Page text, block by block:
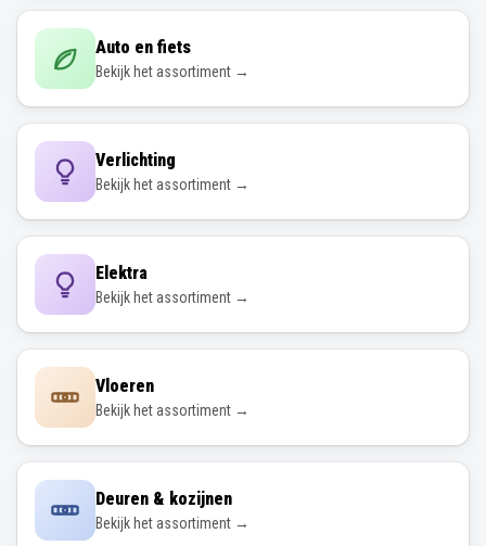
Auto en fiets
Bekijk het assortiment →
Verlichting
Bekijk het assortiment →
Elektra
Bekijk het assortiment →
Vloeren
Bekijk het assortiment →
Deuren & kozijnen
Bekijk het assortiment →